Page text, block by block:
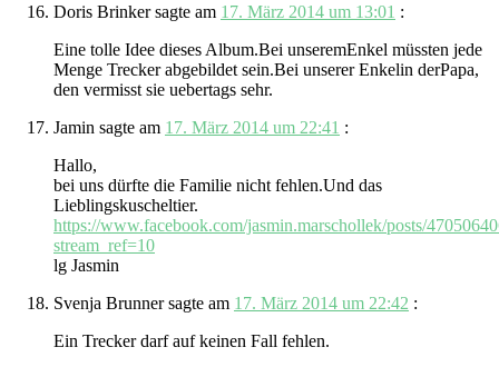
Doris Brinkersagte am 17. März 2014 um 13:01 :
Eine tolle Idee dieses Album.Bei unseremEnkel müssten jede
Menge Trecker abgebildet sein.Bei unserer Enkelin derPapa,
den vermisst sie uebertags sehr.
Jamin sagte am 17. März 2014 um 22:41 :
Hallo,
bei uns dürfte die Familie nicht fehlen.Und das
Lieblingskuscheltier.
https://www.facebook.com/jasmin.marschollek/posts/
stream_ref=10
lg Jasmin
Svenja Brunnersagte am 17. März 2014 um 22:42 :
Ein Trecker darf auf keinen Fall fehlen.